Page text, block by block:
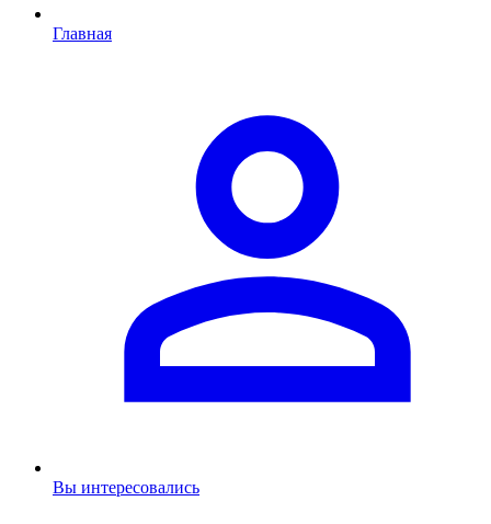
Главная
Вы интересовались